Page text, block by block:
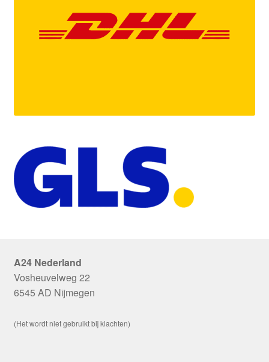
A24 Nederland
Vosheuvelweg 22
6545 AD Nijmegen
(Het wordt niet gebruikt bij klachten)